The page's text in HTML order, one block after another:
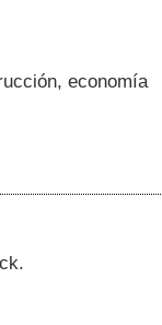
economía